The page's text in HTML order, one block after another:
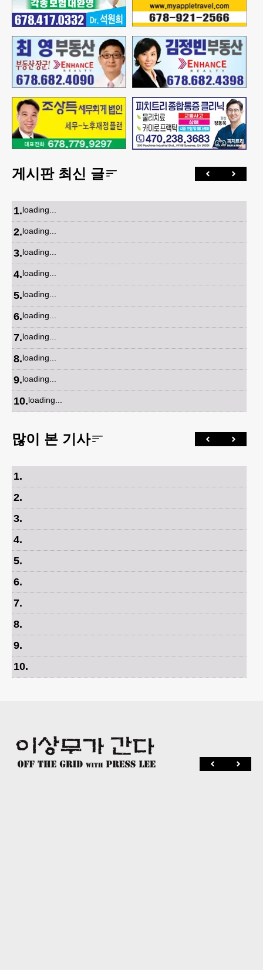
게시판 최신 글
1.loading...
2.loading...
3.loading...
4.loading...
5.loading...
6.loading...
7.loading...
8.loading...
9.loading...
10.loading...
많이 본 기사
1.
2.
3.
4.
5.
6.
7.
8.
9.
10.